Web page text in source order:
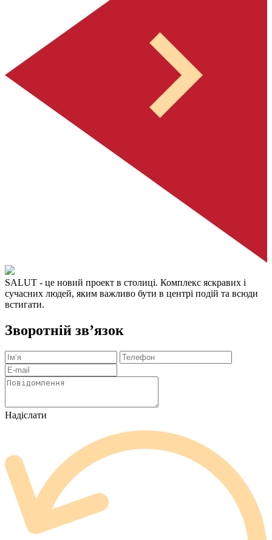
SALUT - це новий проект в столиці. Комплекс яскравих і
сучасних людей, яким важливо бути в центрі подій та всюди
встигати.
Зворотній зв’язок
Надіслати